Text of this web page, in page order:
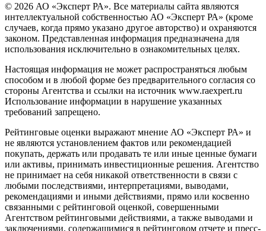
© 2026 АО «Эксперт РА». Все материалы сайта являются
интеллектуальной собственностью АО «Эксперт РА» (кроме
случаев, когда прямо указано другое авторство) и охраняются
законом. Представленная информация предназначена для
использования исключительно в ознакомительных целях.
Настоящая информация не может распространяться любым
способом и в любой форме без предварительного согласия со
стороны Агентства и ссылки на источник www.raexpert.ru
Использование информации в нарушение указанных
требований запрещено.
Рейтинговые оценки выражают мнение АО «Эксперт РА» и
не являются установлением фактов или рекомендацией
покупать, держать или продавать те или иные ценные бумаги
или активы, принимать инвестиционные решения. Агентство
не принимает на себя никакой ответственности в связи с
любыми последствиями, интерпретациями, выводами,
рекомендациями и иными действиями, прямо или косвенно
связанными с рейтинговой оценкой, совершенными
Агентством рейтинговыми действиями, а также выводами и
заключениями, содержащимися в рейтинговом отчете и пресс-